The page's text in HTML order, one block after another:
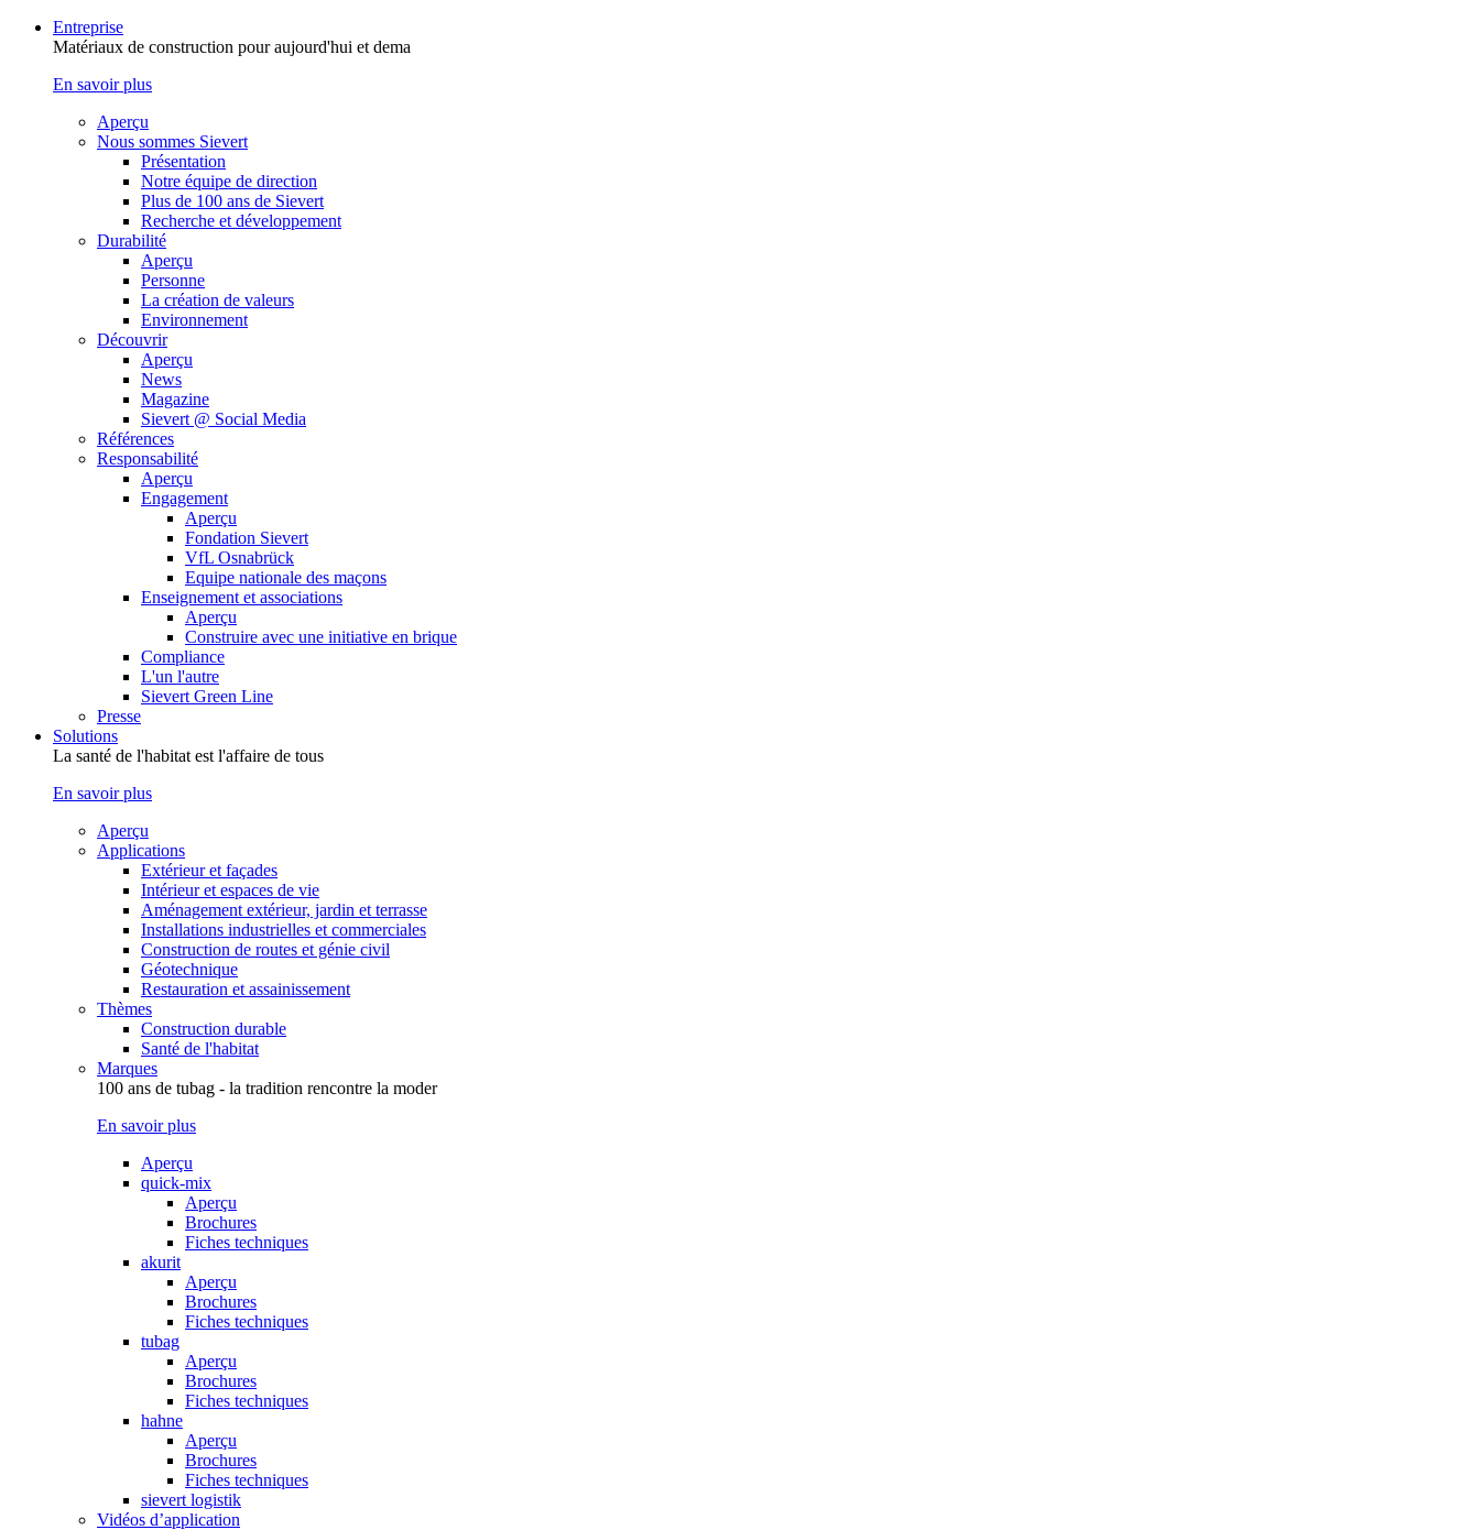
Entreprise
Matériaux de construction pour aujourd'hui et dema
En savoir plus
Aperçu
Nous sommes Sievert
Présentation
Notre équipe de direction
Plus de 100 ans de Sievert
Recherche et développement
Durabilité
Aperçu
Personne
La création de valeurs
Environnement
Découvrir
Aperçu
News
Magazine
Sievert @ Social Media
Références
Responsabilité
Aperçu
Engagement
Aperçu
Fondation Sievert
VfL Osnabrück
Equipe nationale des maçons
Enseignement et associations
Aperçu
Construire avec une initiative en brique
Compliance
L'un l'autre
Sievert Green Line
Presse
Solutions
La santé de l'habitat est l'affaire de tous
En savoir plus
Aperçu
Applications
Extérieur et façades
Intérieur et espaces de vie
Aménagement extérieur, jardin et terrasse
Installations industrielles et commerciales
Construction de routes et génie civil
Géotechnique
Restauration et assainissement
Thèmes
Construction durable
Santé de l'habitat
Marques
100 ans de tubag - la tradition rencontre la moder
En savoir plus
Aperçu
quick-mix
Aperçu
Brochures
Fiches techniques
akurit
Aperçu
Brochures
Fiches techniques
tubag
Aperçu
Brochures
Fiches techniques
hahne
Aperçu
Brochures
Fiches techniques
sievert logistik
Vidéos d’application